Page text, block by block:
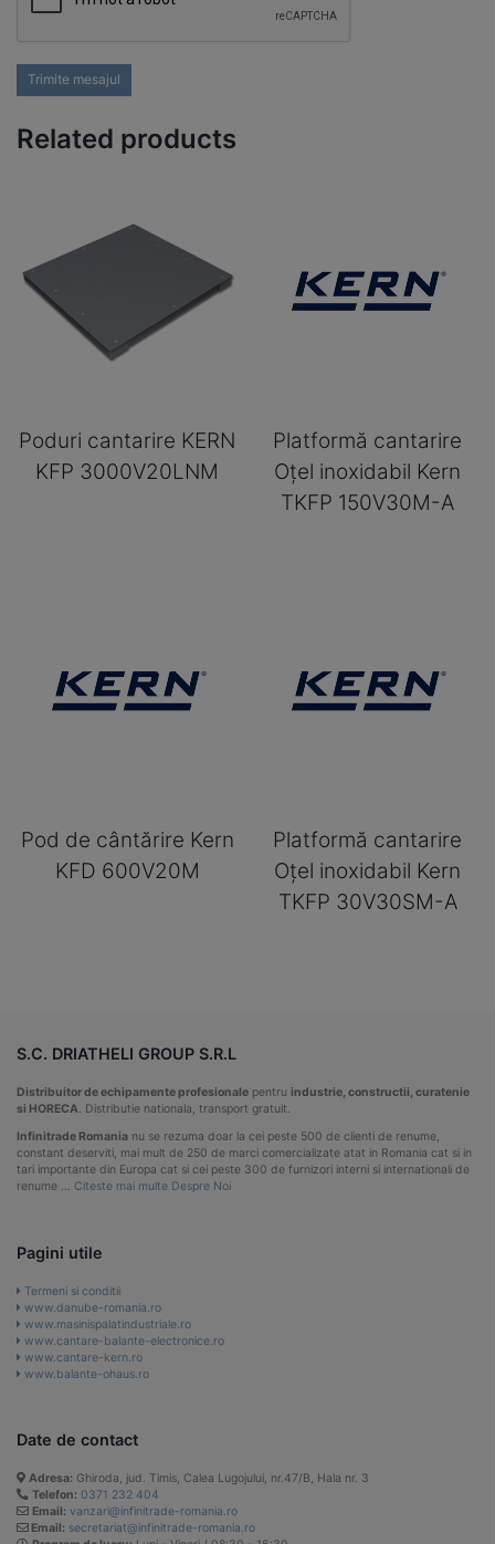
Trimite mesajul
Related products
Poduri cantarire KERN
KFP 3000V20LNM
Platformă cantarire
Oțel inoxidabil Kern
TKFP 150V30M-A
Pod de cântărire Kern
KFD 600V20M
Platformă cantarire
Oțel inoxidabil Kern
TKFP 30V30SM-A
S.C. DRIATHELI GROUP S.R.L
Distribuitor de echipamente profesionale pentru industrie, constructii, curatenie
si HORECA. Distributie nationala, transport gratuit.
Infinitrade Romania nu se rezuma doar la cei peste 500 de clienti de renume,
constant deserviti, mai mult de 250 de marci comercializate atat in Romania cat si in
tari importante din Europa cat si cei peste 300 de furnizori interni si internationali de
renume … Citeste mai multe Despre Noi
Pagini utile
Termeni si conditii
www.danube-romania.ro
www.masinispalatindustriale.ro
www.cantare-balante-electronice.ro
www.cantare-kern.ro
www.balante-ohaus.ro
Date de contact
Adresa: Ghiroda, jud. Timis, Calea Lugojului, nr.47/B, Hala nr. 3
Telefon: 0371 232 404
Email: vanzari@infinitrade-romania.ro
Email: secretariat@infinitrade-romania.ro